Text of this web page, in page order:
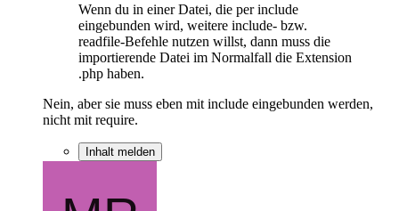
Wenn du in einer Datei, die per include
eingebunden wird, weitere include- bzw.
readfile-Befehle nutzen willst, dann muss die
importierende Datei im Normalfall die Extension
.php haben.
Nein, aber sie muss eben mit include eingebunden werden,
nicht mit require.
Inhalt melden